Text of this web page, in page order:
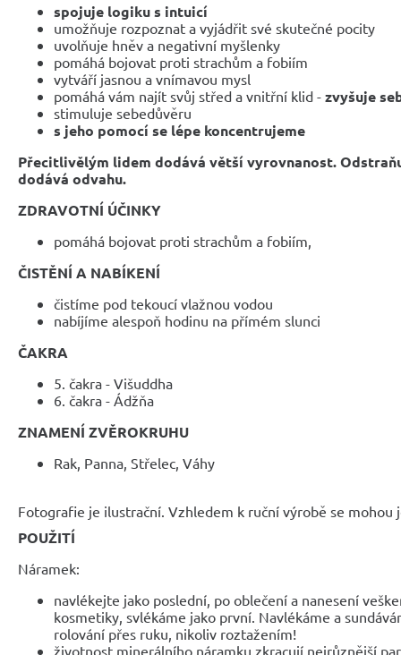
spojuje logiku s intuicí
umožňuje rozpoznat a vyjádřit své skutečné pocity
uvolňuje hněv a negativní myšlenky
pomáhá bojovat proti strachům a fobiím
vytváří jasnou a vnímavou mysl
pomáhá vám najít svůj střed a vnitřní klid - zvyšuje
stimuluje sebedůvěru
s jeho pomocí se lépe koncentrujeme
Přecitlivělým lidem dodává větší vyrovnanost.
dodává odvahu.
ZDRAVOTNÍ ÚČINKY
pomáhá bojovat proti strachům a fobiím,
ČISTĚNÍ A NABÍKENÍ
čistíme pod tekoucí vlažnou vodou
nabíjíme alespoň hodinu na přímém slunci
ČAKRA
5. čakra - Višuddha
6. čakra - Ádžňa
ZNAMENÍ ZVĚROKRUHU
Rak, Panna, Střelec, Váhy
Fotografie je ilustrační. Vzhledem k ruční výrobě se
POUŽITÍ
Náramek:
navlékejte jako poslední, po oblečení a nanesení
kosmetiky, svlékáme jako první. Navlékáme a
rolování přes ruku, nikoliv roztažením!
životnost minerálního náramku zkracují nejrůznější